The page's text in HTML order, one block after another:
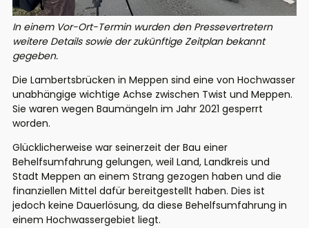
In einem Vor-Ort-Termin wurden den Pressevertretern
weitere Details sowie der zukünftige Zeitplan bekannt
gegeben.
Die Lambertsbrücken in Meppen sind eine von Hochwasser
unabhängige wichtige Achse zwischen Twist und Meppen.
Sie waren wegen Baumängeln im Jahr 2021 gesperrt
worden.
Glücklicherweise war seinerzeit der Bau einer
Behelfsumfahrung gelungen, weil Land, Landkreis und
Stadt Meppen an einem Strang gezogen haben und die
finanziellen Mittel dafür bereitgestellt haben. Dies ist
jedoch keine Dauerlösung, da diese Behelfsumfahrung in
einem Hochwassergebiet liegt.